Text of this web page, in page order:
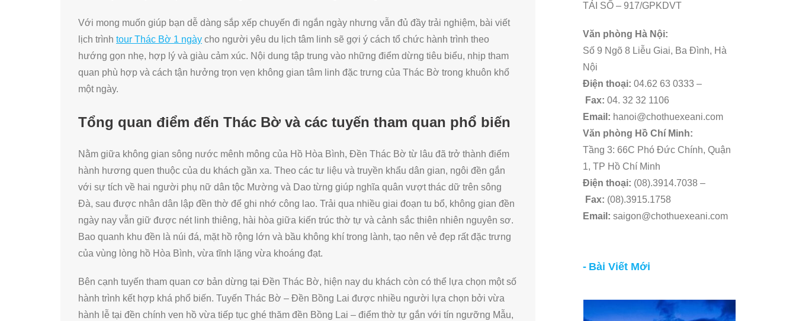
Với mong muốn giúp bạn dễ dàng sắp xếp chuyến đi ngắn ngày nhưng vẫn đủ đầy trải nghiệm, bài viết
lịch trình tour Thác Bờ 1 ngày cho người yêu du lịch tâm linh sẽ gợi ý cách tổ chức hành trình theo
hướng gọn nhẹ, hợp lý và giàu cảm xúc. Nội dung tập trung vào những điểm dừng tiêu biểu, nhịp tham
quan phù hợp và cách tận hưởng trọn vẹn không gian tâm linh đặc trưng của Thác Bờ trong khuôn khổ
một ngày.
Tổng quan điểm đến Thác Bờ và các tuyến tham quan phổ biến
Nằm giữa không gian sông nước mênh mông của Hồ Hòa Bình, Đền Thác Bờ từ lâu đã trở thành điểm
hành hương quen thuộc của du khách gần xa. Theo các tư liệu và truyền khẩu dân gian, ngôi đền gắn
với sự tích về hai người phụ nữ dân tộc Mường và Dao từng giúp nghĩa quân vượt thác dữ trên sông
Đà, sau được nhân dân lập đền thờ để ghi nhớ công lao. Trải qua nhiều giai đoạn tu bổ, không gian đền
ngày nay vẫn giữ được nét linh thiêng, hài hòa giữa kiến trúc thờ tự và cảnh sắc thiên nhiên nguyên sơ.
Bao quanh khu đền là núi đá, mặt hồ rộng lớn và bầu không khí trong lành, tạo nên vẻ đẹp rất đặc trưng
của vùng lòng hồ Hòa Bình, vừa tĩnh lặng vừa khoáng đạt.
Bên cạnh tuyến tham quan cơ bản dừng tại Đền Thác Bờ, hiện nay du khách còn có thể lựa chọn một số
hành trình kết hợp khá phổ biến. Tuyến Thác Bờ – Đền Bồng Lai được nhiều người lựa chọn bởi vừa
hành lễ tại đền chính ven hồ vừa tiếp tục ghé thăm đền Bồng Lai – điểm thờ tự gắn với tín ngưỡng Mẫu,
TẢI SỐ – 917/GPKDVT
Văn phòng Hà Nội:
Số 9 Ngõ 8 Liễu Giai, Ba Đình, Hà
Nội
Điện thoại: 04.62 63 0333 –
Fax: 04. 32 32 1106
Email: hanoi@chothuexeani.com
Văn phòng Hồ Chí Minh:
Tầng 3: 66C Phó Đức Chính, Quận
1, TP Hồ Chí Minh
Điện thoại: (08).3914.7038 –
Fax: (08).3915.1758
Email: saigon@chothuexeani.com
Bài Viết Mới